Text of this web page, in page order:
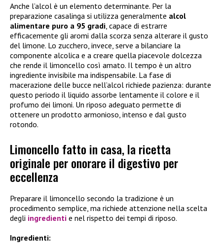
Anche l’alcol è un elemento determinante. Per la
preparazione casalinga si utilizza generalmente alcol
alimentare puro a 95 gradi , capace di estrarre
efficacemente gli aromi dalla scorza senza alterare il gusto
del limone. Lo zucchero, invece, serve a bilanciare la
componente alcolica e a creare quella piacevole dolcezza
che rende il limoncello così amato. Il tempo è un altro
ingrediente invisibile ma indispensabile. La fase di
macerazione delle bucce nell’alcol richiede pazienza: durante
questo periodo il liquido assorbe lentamente il colore e il
profumo dei limoni. Un riposo adeguato permette di
ottenere un prodotto armonioso, intenso e dal gusto
rotondo.
Limoncello fatto in casa, la ricetta
originale per onorare il digestivo per
eccellenza
Preparare il limoncello secondo la tradizione è un
procedimento semplice, ma richiede attenzione nella scelta
degli ingredienti e nel rispetto dei tempi di riposo.
Ingredienti: